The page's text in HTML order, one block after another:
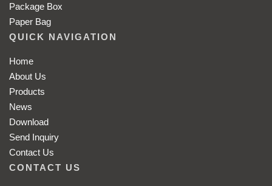
Package Box
Paper Bag
QUICK NAVIGATION
Home
About Us
Products
News
Download
Send Inquiry
Contact Us
CONTACT US